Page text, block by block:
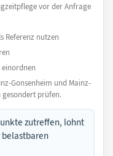
vor der Anfrage
Referenz nutzen
Gonsenheim und Mainz-
gesondert prüfen.
zutreffen, lohnt
belastbaren